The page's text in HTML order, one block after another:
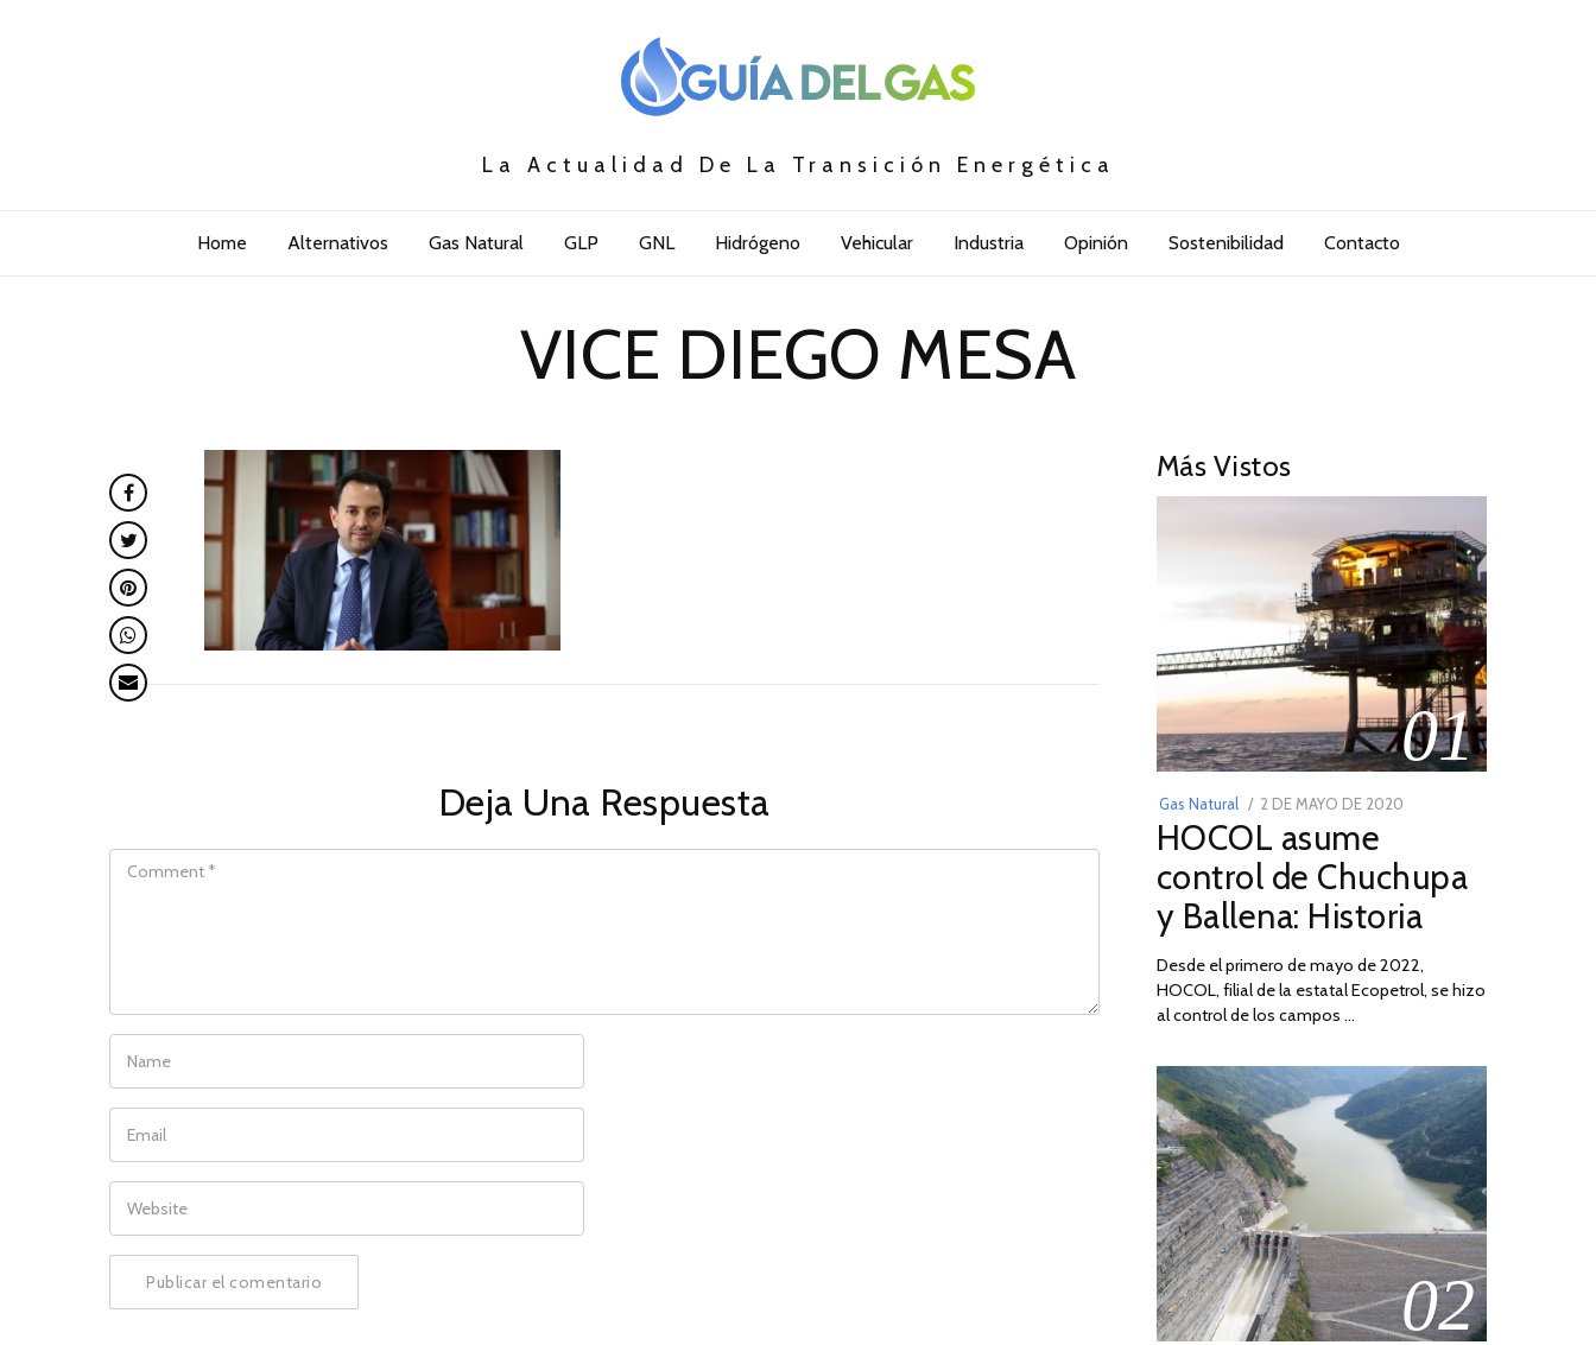
La Actualidad De La Transición Energética
Home Alternativos Gas Natural GLP GNL Hidrógeno Vehicular Industria Opinión Sostenibilidad Contacto
VICE DIEGO MESA
Deja Una Respuesta
Más Vistos
01
Gas Natural
POSTED
ON
2 DE MAYO DE 2020
DE
2026
HOCOL asume
control de Chuchupa
y Ballena: Historia
Desde el primero de mayo de 2022,
HOCOL, filial de la estatal Ecopetrol, se hizo
al control de los campos …
02